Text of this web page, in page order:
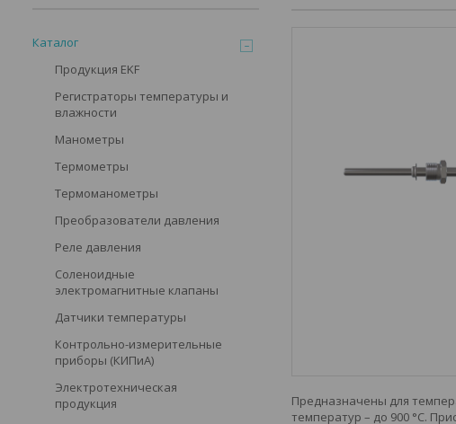
Предназначены для
температур – до 900 °С.
Каталог
Продукция EKF
Регистраторы температуры и
влажности
Манометры
Термометры
Термоманометры
Преобразователи давления
Реле давления
Соленоидные
электромагнитные клапаны
Датчики температуры
Контрольно-измерительные
приборы (КИПиА)
Электротехническая
продукция